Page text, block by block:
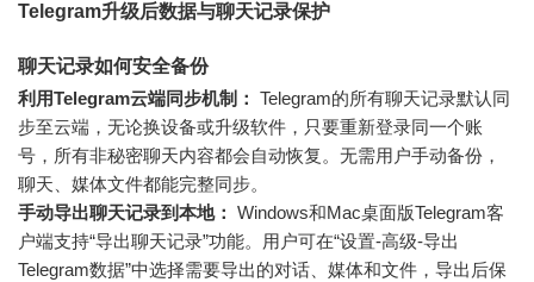
Telegram升级后数据与聊天记录保护
聊天记录如何安全备份
利用Telegram云端同步机制： Telegram的所有聊天记录默认同
步至云端，无论换设备或升级软件，只要重新登录同一个账
号，所有非秘密聊天内容都会自动恢复。无需用户手动备份，
聊天、媒体文件都能完整同步。
手动导出聊天记录到本地： Windows和Mac桌面版Telegram客
户端支持“导出聊天记录”功能。用户可在“设置-高级-导出
Telegram数据”中选择需要导出的对话、媒体和文件，导出后保